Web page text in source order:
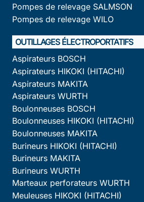
Pompes de relevage SALMSON
Pompes de relevage WILO
OUTILLAGES ÉLECTROPORTATIFS
Aspirateurs BOSCH
Aspirateurs HIKOKI (HITACHI)
Aspirateurs MAKITA
Aspirateurs WURTH
Boulonneuses BOSCH
Boulonneuses HIKOKI (HITACHI)
Boulonneuses MAKITA
Burineurs HIKOKI (HITACHI)
Burineurs MAKITA
Burineurs WURTH
Marteaux perforateurs WURTH
Meuleuses HIKOKI (HITACHI)